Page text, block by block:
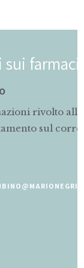
mamme in
uso dei